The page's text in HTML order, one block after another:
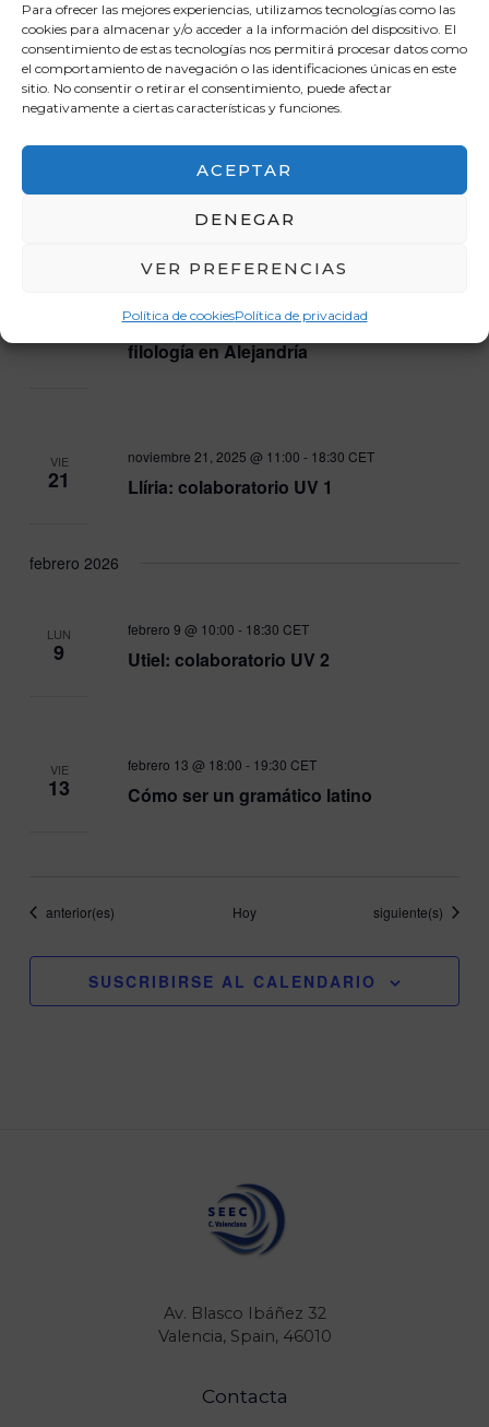
Para ofrecer las mejores experiencias, utilizamos tecnologías como las
cookies para almacenar y/o acceder a la información del dispositivo. El
consentimiento de estas tecnologías nos permitirá procesar datos como
el comportamiento de navegación o las identificaciones únicas en este
sitio. No consentir o retirar el consentimiento, puede afectar
negativamente a ciertas características y funciones.
ACEPTAR
DENEGAR
VER PREFERENCIAS
Política de cookiesPolítica de privacidad
octubre 2025
28
octubre 28, 2025 @ 18:00-19:00CET
noviembre 2025
ciencia: el nacimiento de la
filología en Alejandría
noviembre 14, 2025 @ 18:00-19:30
VIE
21 Llíria: colaboratorio UV 1
noviembre 21, 2025 @ 11:00 - 18:30 CET
febrero 2026
LUN
9 Utiel: colaboratorio UV 2
febrero 9 @ 10:00 - 18:30 CET
VIE
13 Cómo ser un gramático latino
febrero 13 @ 18:00 - 19:30 CET
Eventos
anterior(es) Hoy Eventos
siguiente(s)
SUSCRIBIRSE AL CALENDARIO
Av. Blasco Ibáñez 32
Valencia, Spain, 46010
Contacta